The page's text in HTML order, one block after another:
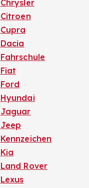
Chrysler
Citroen
Cupra
Dacia
Fahrschule
Fiat
Ford
Hyundai
Jaguar
Jeep
Kennzeichen
Kia
Land Rover
Lexus